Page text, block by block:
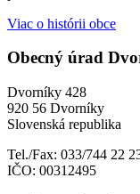
Viac o histórii obce
Obecný úrad
Dvorníky 428
920 56 Dvorníky
Slovenská republika
Tel./Fax: 033/744 22
IČO: 00312495